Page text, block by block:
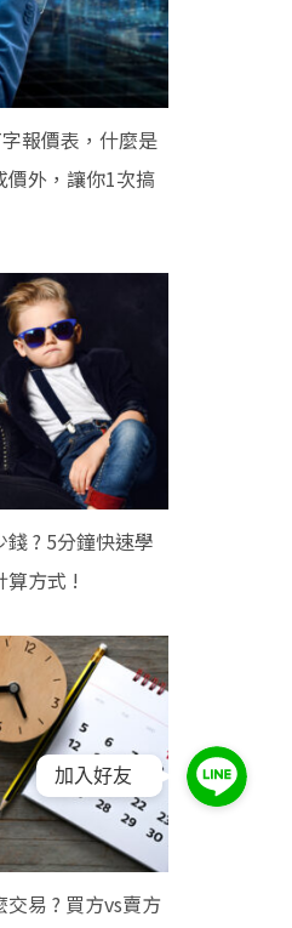
報價表，什麼是
價外，讓你1次搞
? 5分鐘快速學
算方式 !
易 ? 買方vs賣方
加入好友